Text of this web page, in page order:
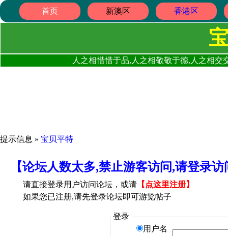
首页 新澳区 香港区
人之相惜惜于品,人之相敬敬于德,人之相
提示信息 » 宝贝平特
【论坛人数太多,禁止游客访问,请登录
请直接登录用户访问论坛，或请 【 点这里注册】
如果您已注册,请先登录论坛即可游览帖子
登录
用户名